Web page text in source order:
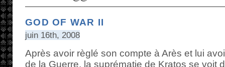
GOD OF WAR II
juin 16th, 2008
Après avoir règlé son compte à Arès et lui
de la Guerre, la suprématie de Kratos se